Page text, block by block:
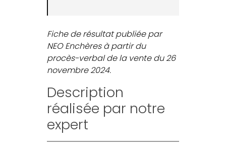
Fiche de résultat publiée par
NEO Enchères à partir du
procès-verbal de la vente du 26
novembre 2024.
Description
réalisée par notre
expert